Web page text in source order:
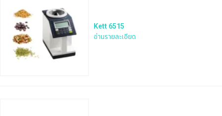
Kett 6515
อ่านรายละเอียด